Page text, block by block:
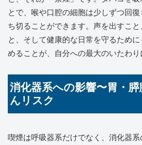
とで、喉や口腔の細胞は少しずつ回
ち切ることができます。声を出すこと
と、そして健康的な日常を守るため
めることが、自分への最大のいたわり
消化器系への影響〜胃・
んリスク
喫煙は呼吸器系だけでなく、消化器